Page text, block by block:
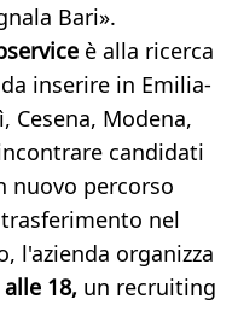
Bari».
è alla ricerca
inserire in Emilia-
Cesena, Modena,
candidati
nuovo percorso
nel
l'azienda organizza
18, un recruiting